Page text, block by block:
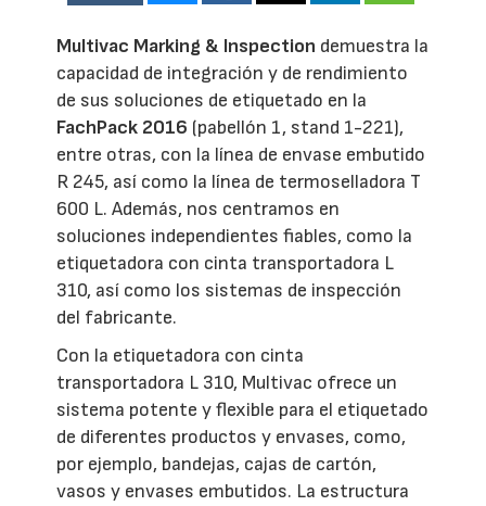
Multivac Marking & Inspection demuestra la
capacidad de integración y de rendimiento
de sus soluciones de etiquetado en la
FachPack 2016 (pabellón 1, stand 1-221),
entre otras, con la línea de envase embutido
R 245, así como la línea de termoselladora T
600 L. Además, nos centramos en
soluciones independientes fiables, como la
etiquetadora con cinta transportadora L
310, así como los sistemas de inspección
del fabricante.
Con la etiquetadora con cinta
transportadora L 310, Multivac ofrece un
sistema potente y flexible para el etiquetado
de diferentes productos y envases, como,
por ejemplo, bandejas, cajas de cartón,
vasos y envases embutidos. La estructura